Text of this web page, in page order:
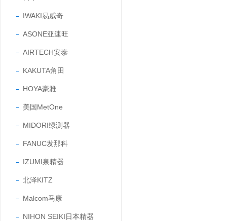
IWAKI易威奇
ASONE亚速旺
AIRTECH安泰
KAKUTA角田
HOYA豪雅
美国MetOne
MIDORI绿测器
FANUC发那科
IZUMI泉精器
北泽KITZ
Malcom马康
NIHON SEIKI日本精器